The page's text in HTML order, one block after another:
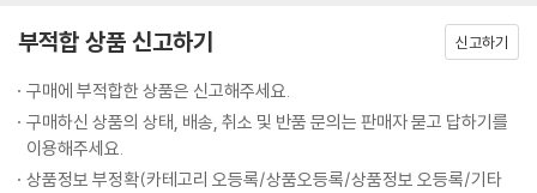
이 있기에 밝힌다. 수능 전 과목 1등급으로 전국 상위 0.3%의 결과를 낼 수
있었다. 지칠 때까지 놀았기에 지치지 않고 집중할 수 있었다고 믿는다. 사
교육비도 안 들었으니 최고의 ‘가성비템’이 아닌가 싶다.
게다가 내겐 돈 주고도 사지 못하는 추억이 가득하다. 저녁이 되어 울긋불
긋하게 변해가던 노을을 하염없이 바라보던 것, 창문을 통해 전해지던 엄
마의 밥 냄새, 실컷 논 후에 푹 빠져 읽은 책이 주는 달콤함. 떠올리는 것만
부적합 상품 신고하기 신고하기
구매에 부적합한 상품은 신고해주세요.
구매하신 상품의 상태, 배송, 취소 및 반품 문의는 판매자 묻고 답하기를
이용해주세요.
상품정보 부정확(카테고리 오등록/상품오등록/상품정보 오등록/기타